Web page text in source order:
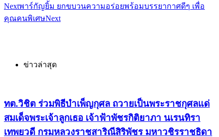
Nextพาร์กัญยิ้ม ยกขบวนความอร่อยพร้อมบรรยากาศดีๆ เพื่อ
คุณคนพิเศษNext
ข่าวล่าสุด
ทต.วิชิต ร่วมพิธีบำเพ็ญกุศล ถวายเป็นพระราชกุศลแด่
สมเด็จพระเจ้าลูกเธอ เจ้าฟ้าพัชรกิติยาภา นเรนทิรา
เทพยวดี กรมหลวงราชสาริณีสิริพัชร มหาวชิรราชธิดา